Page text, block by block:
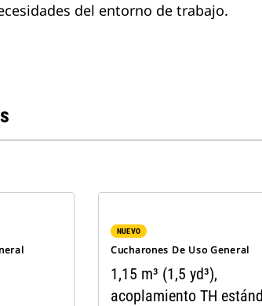
del entorno de trabajo.
NUEVO
Cucharones De Uso General
1,15 m³ (1,5 yd³),
acoplamiento TH